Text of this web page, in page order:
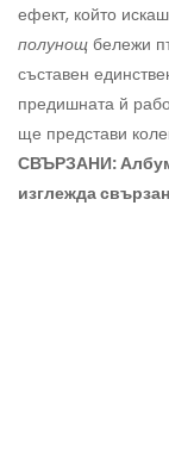
ефект, който
полунощ бележи
съставен
предишната й
ще представи
СВЪРЗАНИ:
изглежда